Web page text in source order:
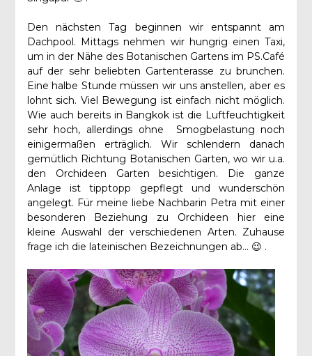
Den nächsten Tag beginnen wir entspannt am
Dachpool. Mittags nehmen wir hungrig einen Taxi,
um in der Nähe des Botanischen Gartens im PS.Café
auf der sehr beliebten Gartenterasse zu brunchen.
Eine halbe Stunde müssen wir uns anstellen, aber es
lohnt sich. Viel Bewegung ist einfach nicht möglich.
Wie auch bereits in Bangkok ist die Luftfeuchtigkeit
sehr hoch, allerdings ohne Smogbelastung noch
einigermaßen erträglich. Wir schlendern danach
gemütlich Richtung Botanischen Garten, wo wir u.a.
den Orchideen Garten besichtigen. Die ganze
Anlage ist tipptopp gepflegt und wunderschön
angelegt. Für meine liebe Nachbarin Petra mit einer
besonderen Beziehung zu Orchideen hier eine
kleine Auswahl der verschiedenen Arten. Zuhause
frage ich die lateinischen Bezeichnungen ab… 😉 .